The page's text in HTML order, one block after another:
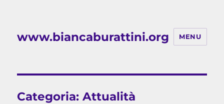
www.biancaburattini.org MENU
Categoria:Attualità